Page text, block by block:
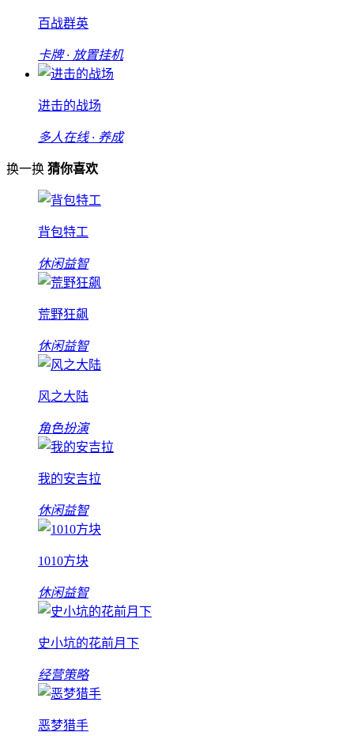
百战群英
卡牌 · 放置挂机
进击的战场
多人在线 · 养成
换一换 猜你喜欢
背包特工
休闲益智
荒野狂飙
休闲益智
风之大陆
角色扮演
我的安吉拉
休闲益智
1010方块
休闲益智
史小坑的花前月下
经营策略
恶梦猎手